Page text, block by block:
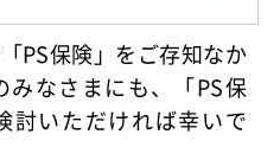
PS保険」をご存知なか
みなさまにも、「PS保
討いただければ幸いで